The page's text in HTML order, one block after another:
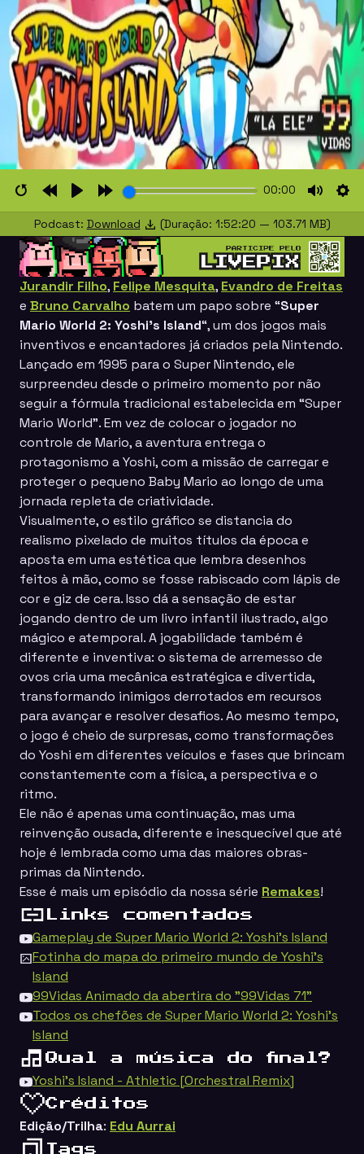
RestartRewind
10s
PlayForward
10s
00:00
Mute
Podcast: Download (Duração: 1:52:20 — 103.71 MB)
Jurandir Filho, Felipe Mesquita, Evandro de Freitas
e Bruno Carvalho batem um papo sobre “Super
Mario World 2: Yoshi’s Island“, um dos jogos mais
inventivos e encantadores já criados pela Nintendo.
Lançado em 1995 para o Super Nintendo, ele
surpreendeu desde o primeiro momento por não
seguir a fórmula tradicional estabelecida em “Super
Mario World”. Em vez de colocar o jogador no
controle de Mario, a aventura entrega o
protagonismo a Yoshi, com a missão de carregar e
proteger o pequeno Baby Mario ao longo de uma
jornada repleta de criatividade.
Visualmente, o estilo gráfico se distancia do
realismo pixelado de muitos títulos da época e
aposta em uma estética que lembra desenhos
feitos à mão, como se fosse rabiscado com lápis de
cor e giz de cera. Isso dá a sensação de estar
jogando dentro de um livro infantil ilustrado, algo
mágico e atemporal. A jogabilidade também é
diferente e inventiva: o sistema de arremesso de
ovos cria uma mecânica estratégica e divertida,
transformando inimigos derrotados em recursos
para avançar e resolver desafios. Ao mesmo tempo,
o jogo é cheio de surpresas, como transformações
do Yoshi em diferentes veículos e fases que brincam
constantemente com a física, a perspectiva e o
ritmo.
Ele não é apenas uma continuação, mas uma
reinvenção ousada, diferente e inesquecível que até
hoje é lembrada como uma das maiores obras-
primas da Nintendo.
Esse é mais um episódio da nossa série Remakes!
Links comentados
Gameplay de Super Mario World 2: Yoshi's Island
Fotinha do mapa do primeiro mundo de Yoshi's
Island
99Vidas Animado da abertira do "99Vidas 71"
Todos os chefões de Super Mario World 2: Yoshi's
Island
Qual a música do final?
Yoshi's Island - Athletic [Orchestral Remix]
Créditos
Edição/Trilha: Edu Aurrai
Tags